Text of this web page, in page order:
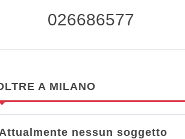
026686577
A MILANO
nessun soggetto